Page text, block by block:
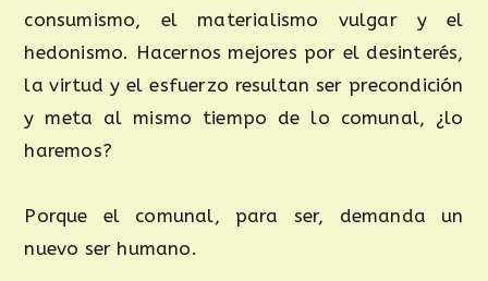
consumismo, el materialismo vulgar y el
hedonismo. Hacernos mejores por el desinterés,
la virtud y el esfuerzo resultan ser precondición
y meta al mismo tiempo de lo comunal, ¿lo
haremos?
Porque el comunal, para ser, demanda un
nuevo ser humano.